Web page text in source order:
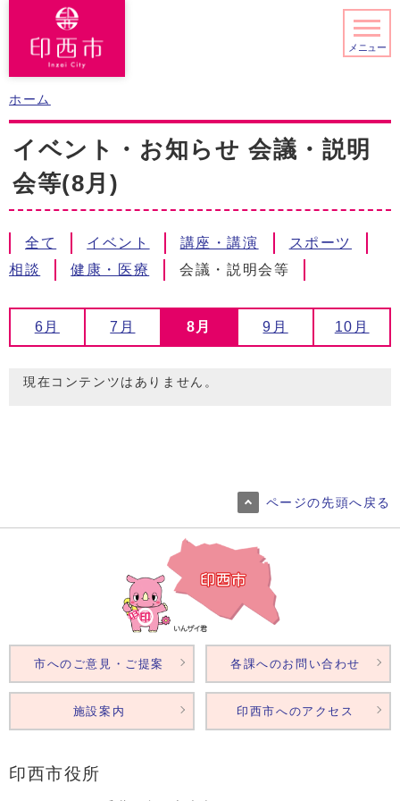
メニュー
ホーム
イベント・お知らせ 会議・説明
会等(8月)
全て イベント 講座・講演
スポーツ
相談
健康・医療 会議・説明会等
6月 7月 8月 9月 10月
現在コンテンツはありません。
ページの先頭へ戻る
印西市役所
市へのご意見・ご提案 各課へのお問い合わせ
施設案内 印西市へのアクセス